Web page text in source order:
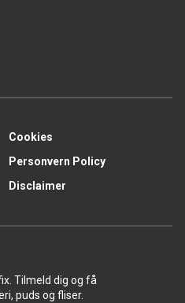
Cookies
Personvern Policy
Disclaimer
Tilmeld dig og få
puds og fliser.